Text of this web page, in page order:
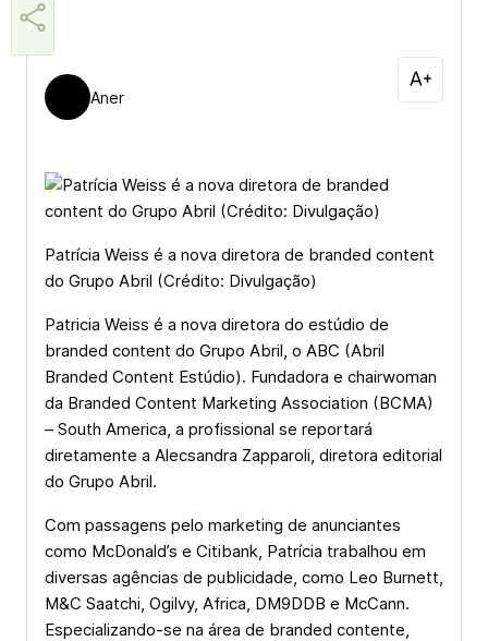
Aner
Patrícia Weiss é a nova diretora de branded content
do Grupo Abril (Crédito: Divulgação)
Patricia Weiss é a nova diretora do estúdio de
branded content do Grupo Abril, o ABC (Abril
Branded Content Estúdio). Fundadora e chairwoman
da Branded Content Marketing Association (BCMA)
– South America, a profissional se reportará
diretamente a Alecsandra Zapparoli, diretora editorial
do Grupo Abril.
Com passagens pelo marketing de anunciantes
como McDonald’s e Citibank, Patrícia trabalhou em
diversas agências de publicidade, como Leo Burnett,
M&C Saatchi, Ogilvy, Africa, DM9DDB e McCann.
Especializando-se na área de branded contente,